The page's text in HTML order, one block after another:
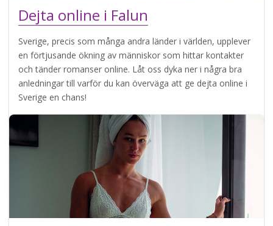
Dejta online i Falun
Sverige, precis som många andra länder i världen, upplever
en förtjusande ökning av människor som hittar kontakter
och tänder romanser online. Låt oss dyka ner i några bra
anledningar till varför du kan överväga att ge dejta online i
Sverige en chans!